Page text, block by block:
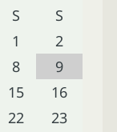
S
S
1
2
8
9
15
16
22
23